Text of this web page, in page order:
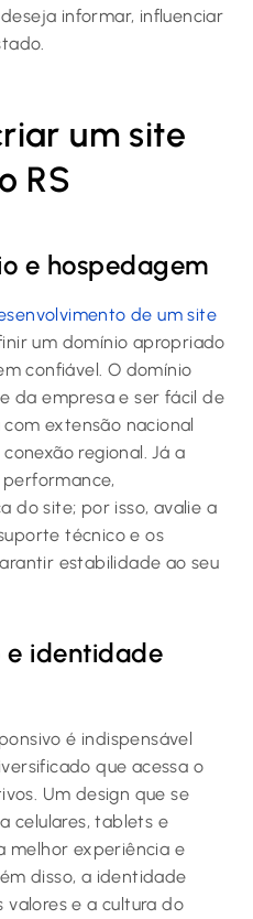
informar, influenciar
um site
RS
e hospedagem
de um site
um domínio apropriado
confiável. O domínio
da empresa e ser fácil de
extensão nacional
regional. Já a
do site; por isso, avalie a
técnico e os
estabilidade ao seu
e identidade
é indispensável
que acessa o
Um design que se
celulares, tablets e
melhor experiência e
disso, a identidade
valores e a cultura do